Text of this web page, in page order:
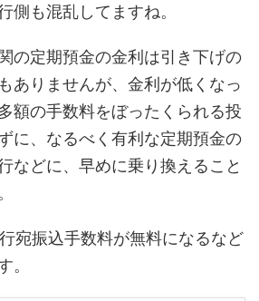
側も混乱してますね。
の定期預金の金利は引き下げの
ありませんが、金利が低くなっ
額の手数料をぼったくられる投
に、なるべく有利な定期預金の
などに、早めに乗り換えること
宛振込手数料が無料になるなど
。